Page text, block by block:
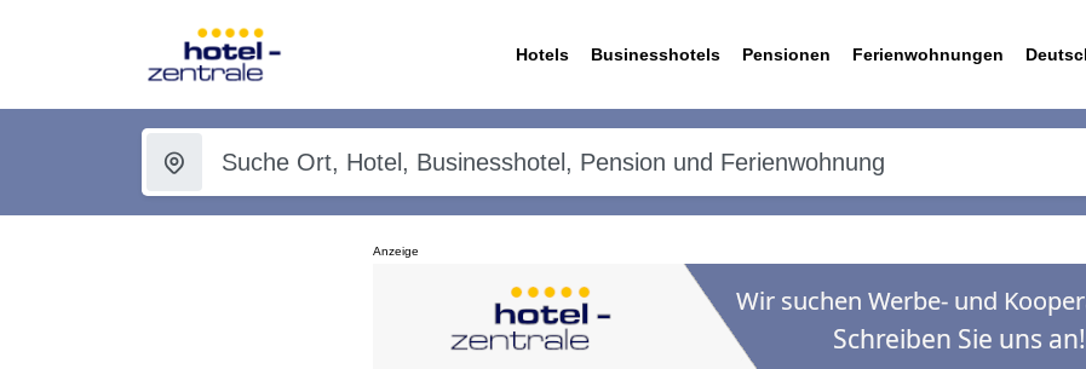
Hotels Businesshotels Pensionen Ferienwohnungen
Anzeige